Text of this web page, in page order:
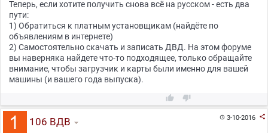
Теперь, если хотите получить снова всё на русском - есть два
пути:
1) Обратиться к платным установщикам (найдёте по
объявлениям в интернете)
2) Самостоятельно скачать и записать ДВД. На этом форуме
вы наверняка найдете что-то подходящее, только обращайте
внимание, чтобы загрузчик и карты были именно для вашей
машины (и вашего года выпуска).
 
3-10-2016 
106 ВДВ